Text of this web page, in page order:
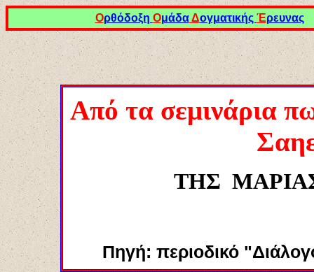
Ορθόδοξη ΟμάδαΔογματικής Έρευνας
Από τα σεμινάρια
ΤΗΣ
Πηγή: περιοδικό